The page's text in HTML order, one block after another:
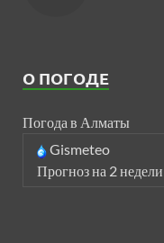
О ПОГОДЕ
Погода в Алматы
Gismeteo
Прогноз на 2 недели